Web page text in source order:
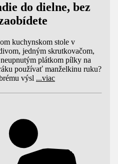
do dielne, bez
kuchynskom stole v
jedným skrutkovačom,
plátkom pílky na
používať manželkinu ruku?
výsl ...viac